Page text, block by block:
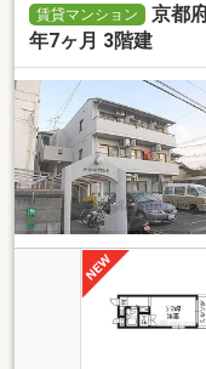
賃貸マンション
京都
年7ヶ月 3階建